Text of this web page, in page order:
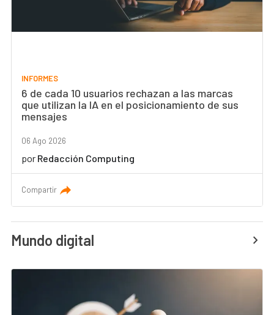
INFORMES
6 de cada 10 usuarios rechazan a las marcas
que utilizan la IA en el posicionamiento de sus
mensajes
06 Ago 2026
por Redacción Computing
Compartir
Mundo digital